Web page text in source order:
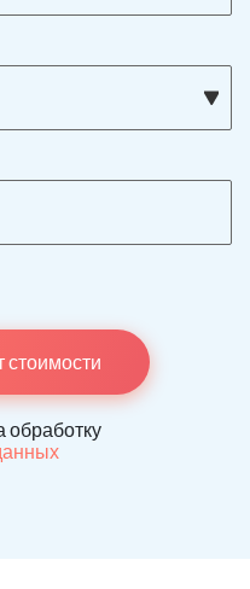
стоимости
обработку